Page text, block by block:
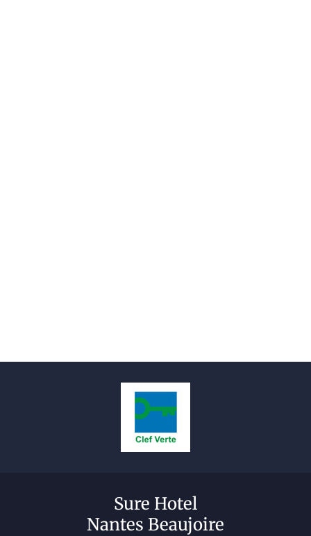
Sure Hotel
Nantes Beaujoire